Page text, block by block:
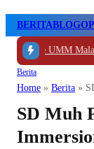
BERITABLOG
ke UMM Malang
Berita
Home » Berita »
SD Muh